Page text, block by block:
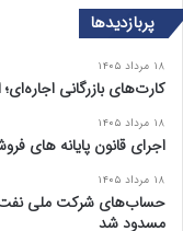
پربازدیدها
۱۸ مرداد ۱۴۰۵
کارت‌های بازرگانی
۱۸ مرداد ۱۴۰۵
اجرای قانون پایانه های
۱۸ مرداد ۱۴۰۵
حساب‌های شرکت ملی نفت
مسدود شد